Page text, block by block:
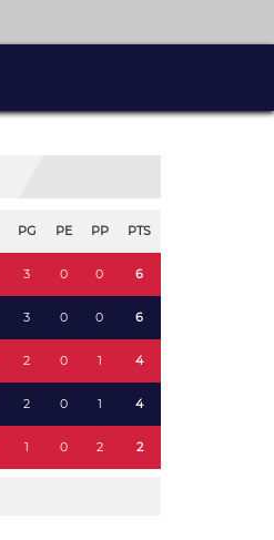
PG PE PP PTS
3 0 0 6
3 0 0 6
2 0 1 4
2 0 1 4
1 0 2 2